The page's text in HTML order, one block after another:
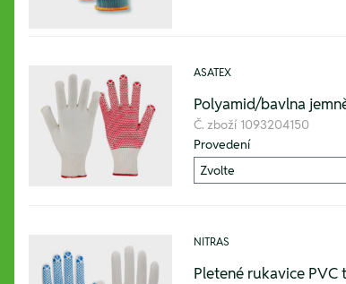
ASATEX
Polyamid/bavlna
Č. zboží 1093204150
Provedení
NITRAS
Pletené rukavice PVC